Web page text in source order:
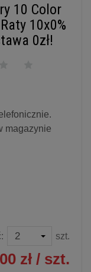
10 Color
10x0%
0zł!
magazynie
szt.
zł / szt.